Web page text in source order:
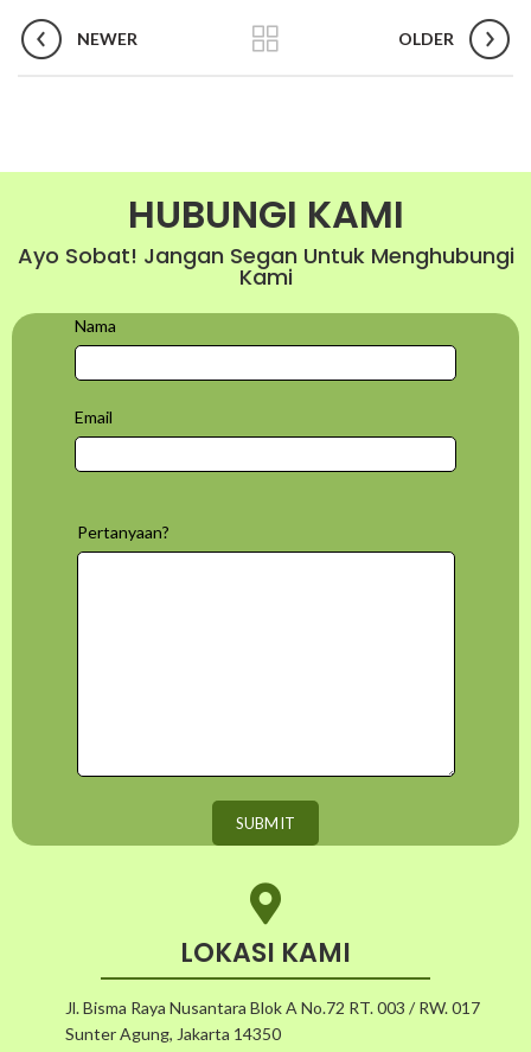
NEWER OLDER
HUBUNGI KAMI
Ayo Sobat! Jangan Segan Untuk Menghubungi
Kami
Nama
Email
Pertanyaan?
LOKASI KAMI
Jl. Bisma Raya Nusantara Blok A No.72 RT. 003 / RW. 017
Sunter Agung, Jakarta 14350